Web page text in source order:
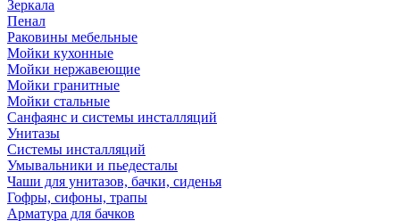
Зеркала
Пенал
Раковины мебельные
Мойки кухонные
Мойки нержавеющие
Мойки гранитные
Мойки стальные
Санфаянс и системы инсталляций
Унитазы
Системы инсталляций
Умывальники и пьедесталы
Чаши для унитазов, бачки, сиденья
Гофры, сифоны, трапы
Арматура для бачков